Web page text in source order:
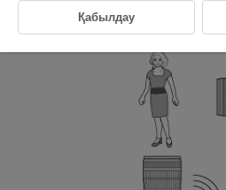
not supported.Қабылдау